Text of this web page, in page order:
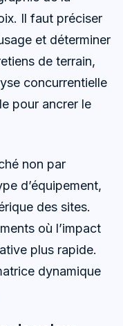
Il faut préciser
et déterminer
de terrain,
concurrentielle
pour ancrer le
non par
d’équipement,
des sites.
où l’impact
plus rapide.
dynamique